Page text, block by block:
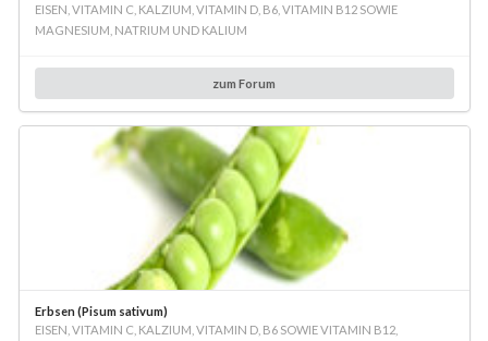
EISEN, VITAMIN C, KALZIUM, VITAMIN D, B6, VITAMIN B12 SOWIE
MAGNESIUM, NATRIUM UND KALIUM
zum Forum
Erbsen (Pisum sativum)
EISEN, VITAMIN C, KALZIUM, VITAMIN D, B6 SOWIE VITAMIN B12,